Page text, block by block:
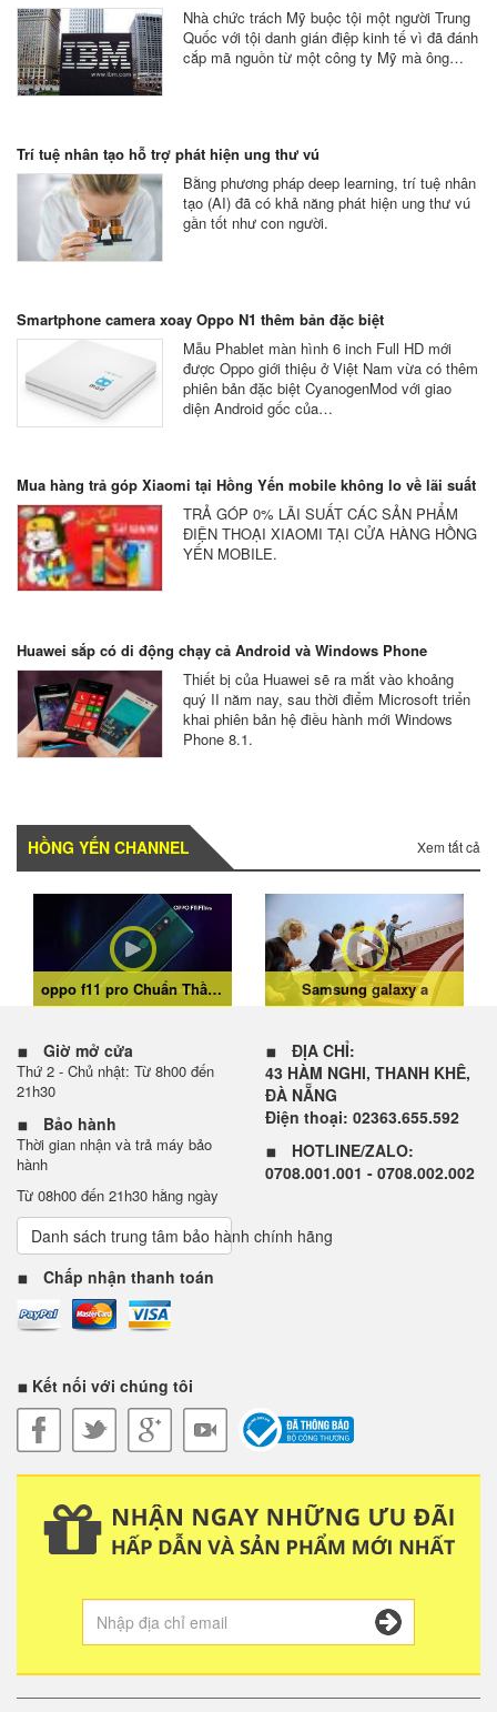
Nhà chức trách Mỹ buộc tội một người Trung
Quốc với tội danh gián điệp kinh tế vì đã đánh
cắp mã nguồn từ một công ty Mỹ mà ông…
Trí tuệ nhân tạo hỗ trợ phát hiện ung thư vú
Bằng phương pháp deep learning, trí tuệ nhân
tạo (AI) đã có khả năng phát hiện ung thư vú
gần tốt như con người.
Smartphone camera xoay Oppo N1 thêm bản đặc biệt
Mẫu Phablet màn hình 6 inch Full HD mới
được Oppo giới thiệu ở Việt Nam vừa có thêm
phiên bản đặc biệt CyanogenMod với giao
diện Android gốc của…
Mua hàng trả góp Xiaomi tại Hồng Yến mobile không lo về lãi suất
TRẢ GÓP 0% LÃI SUẤT CÁC SẢN PHẨM
ĐIỆN THOẠI XIAOMI TẠI CỬA HÀNG HỒNG
YẾN MOBILE.
Huawei sắp có di động chạy cả Android và Windows Phone
Thiết bị của Huawei sẽ ra mắt vào khoảng
quý II năm nay, sau thời điểm Microsoft triển
khai phiên bản hệ điều hành mới Windows
Phone 8.1.
HỒNG YẾN CHANNEL Xem tất cả
oppo f11 pro Chuẩn Thần Thái Sáng Chân Dung Samsung galaxy a
Giờ mở cửa
Thứ 2 - Chủ nhật: Từ 8h00 đến
21h30
Bảo hành
Thời gian nhận và trả máy bảo
hành
Từ 08h00 đến 21h30 hằng ngày
Danh sách trung tâm bảo hành chính hãng
Chấp nhận thanh toán
ĐỊA CHỈ:
43 HÀM NGHI, THANH KHÊ,
ĐÀ NẴNG
Điện thoại: 02363.655.592
HOTLINE/ZALO:
0708.001.001 - 0708.002.002
Kết nối với chúng tôi